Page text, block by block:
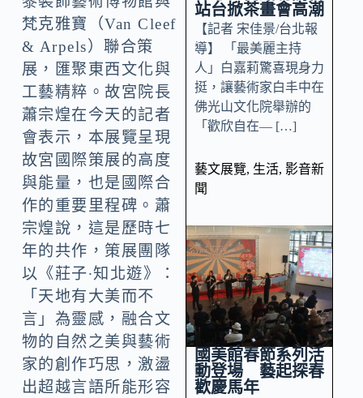
梵克雅寶（Van Cleef
& Arpels）聯合策
展，匯聚東西文化與
工藝精粹。故宮院長
蕭宗煌在今天的記者
會表示，本展覽呈現
故宮國際策展的高度
與能量，也是國際合
作的重要里程碑。蕭
宗煌說，這是歷時七
年的共作，策展團隊
以《莊子∙知北遊》：
「天地有大美而不
言」為靈感，融合文
物的自然之美與藝術
家的創作巧思，激盪
出超越言語所能形容
站台掀茶畫會高潮
【記者 宋佳景/台北報
導】 「最美麗主持
人」白嘉莉驚喜現身力
挺，讓藝術家白丰中在
佛光山文化院舉辦的
「歡欣自在— […]
藝文展覽, 生活, 影音新
聞
國美館春節系列活
動登場 藝起探春
歡慶馬年